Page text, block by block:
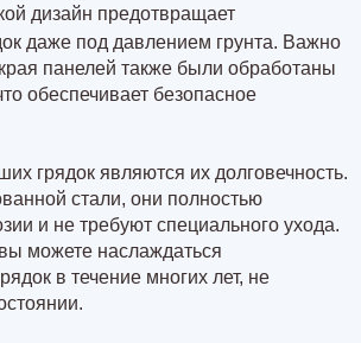
дизайн предотвращает
даже под давлением грунта. Важно
панелей также были обработаны
обеспечивает безопасное
грядок являются их долговечность.
стали, они полностью
и не требуют специального ухода.
можете наслаждаться
в течение многих лет, не